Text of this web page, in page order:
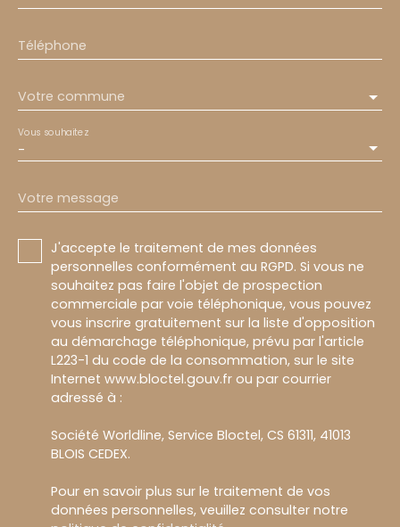
Téléphone
Votre commune
-
Vous souhaitez
Votre message
J'accepte le traitement de mes données
personnelles conformément au RGPD. Si vous ne
souhaitez pas faire l'objet de prospection
commerciale par voie téléphonique, vous pouvez
vous inscrire gratuitement sur la liste d'opposition
au démarchage téléphonique, prévu par l'article
L223-1 du code de la consommation, sur le site
Internet www.bloctel.gouv.fr ou par courrier
adressé à :
Société Worldline, Service Bloctel, CS 61311, 41013
BLOIS CEDEX.
Pour en savoir plus sur le traitement de vos
données personnelles, veuillez consulter notre